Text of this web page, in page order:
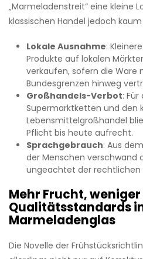
„Marmeladenstreit“ eine kleine
klassischen Handel jedoch
Lokale Ausnahme:
Produkte auf lokalen
verkaufen, sofern die Ware
Bundesgrenzen hinweg
Großhandels-Verbot:
Supermarktketten und den
Lebensmittelgroßhandel
Pflicht bis heute aufrecht.
Sprachgebrauch: Aus
der Menschen verschwand
ungeachtet der rechtlichen
Mehr Frucht,
Qualitätsstandards
Marmeladenglas
Die Novelle der